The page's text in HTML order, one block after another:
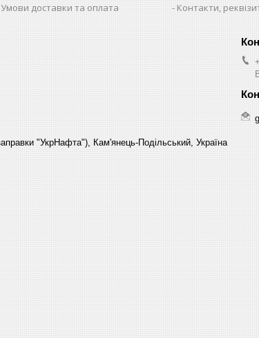
Умови доставки та оплата Контакти,
"УкрНафта"), Кам'янець-Подільський, Україна